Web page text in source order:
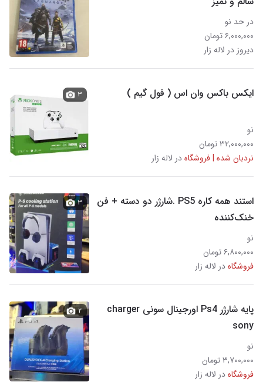
در حد نو
۶,۰۰۰,۰۰۰ تومان
دیروز در لاله زار
ایکس باکس وان اس ( فول گیم )
نو
۳۲,۰۰۰,۰۰۰ تومان
نردبان شده | فروشگاهدر لاله زار
۳
استند همه کاره PS5 .شارژر دو دسته + فن
خنک‌کننده
نو
۶,۸۰۰,۰۰۰ تومان
فروشگاهدر لاله زار
۳
پایه شارژر Ps4 اورجینال سونی charger
sony
نو
۳,۷۰۰,۰۰۰ تومان
فروشگاهدر لاله زار
۲